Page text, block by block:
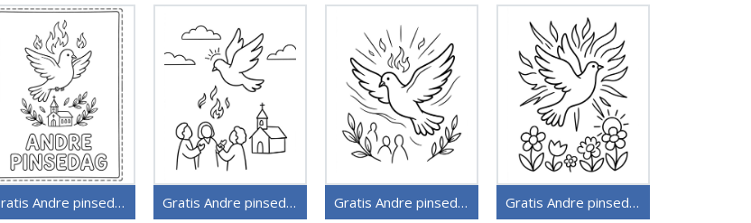
Gratis Andre pinsedag Gratis Andre pinsedag utskriftbar Gratis Andre pinsedag for barn Gratis Andre pinsedag bilde